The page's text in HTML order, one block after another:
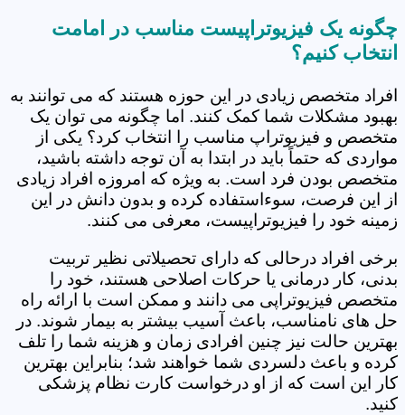
چگونه یک فیزیوتراپیست مناسب در امامت
انتخاب کنیم؟
افراد متخصص زیادی در این حوزه هستند که می توانند به
بهبود مشکلات شما کمک کنند. اما چگونه می توان یک
متخصص و فیزیوتراپ مناسب را انتخاب کرد؟ یکی از
مواردی که حتماً باید در ابتدا به آن توجه داشته باشید،
متخصص بودن فرد است. به ویژه که امروزه افراد زیادی
از این فرصت، سوءاستفاده کرده و بدون دانش در این
زمینه خود را فیزیوتراپیست، معرفی می کنند.
برخی افراد درحالی که دارای تحصیلاتی نظیر تربیت
بدنی، کار درمانی یا حرکات اصلاحی هستند، خود را
متخصص فیزیوتراپی می دانند و ممکن است با ارائه راه
حل های نامناسب، باعث آسیب بیشتر به بیمار شوند. در
بهترین حالت نیز چنین افرادی زمان و هزینه شما را تلف
کرده و باعث دلسردی شما خواهند شد؛ بنابراین بهترین
کار این است که از او درخواست کارت نظام پزشکی
کنید.